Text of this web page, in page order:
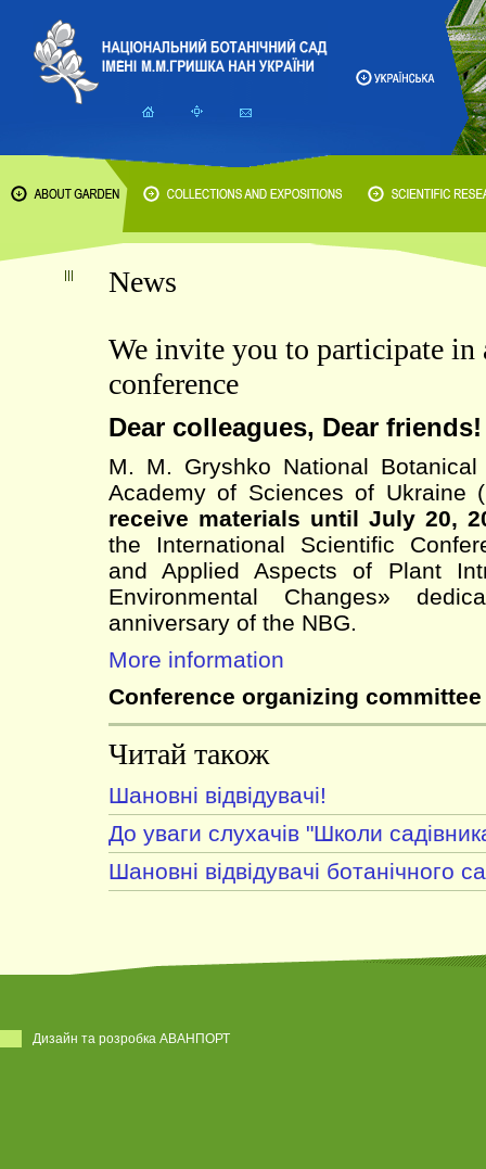
News
We invite you to participate in
conference
Dear colleagues, Dear friends!
M. M. Gryshko National
Academy of Sciences of Ukraine
receive materials until July 20,
the International Scientific
and Applied Aspects of Plant
Environmental Changes»
anniversary of the NBG.
More information
Conference organizing committee
Читай також
Шановні відвідувачі!
До уваги слухачів "Школи
Шановні відвідувачі ботанічного
Дизайн та розробка АВАНПОРТ